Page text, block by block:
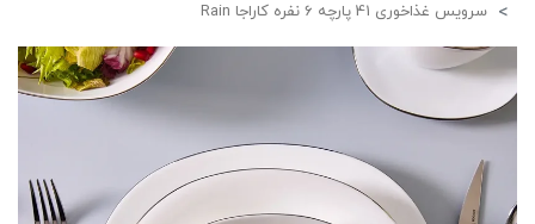
سرویس غذاخوری 41 پارچه 6 نفره کاراجا Rain